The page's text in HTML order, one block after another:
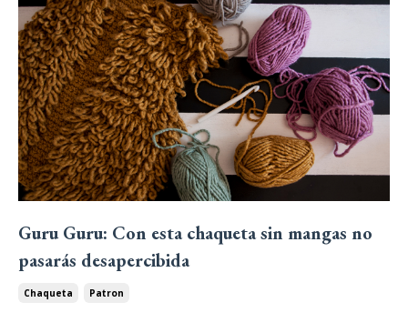
Guru Guru: Con esta chaqueta sin mangas no
pasarás desapercibida
Chaqueta Patron